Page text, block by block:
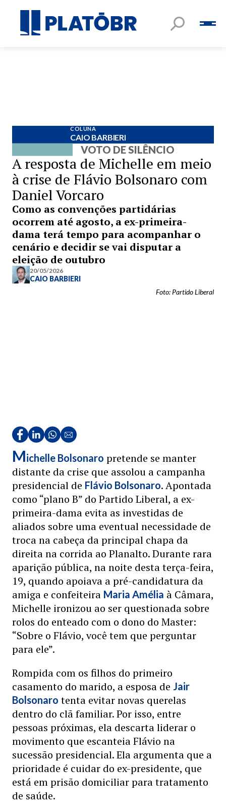
COLUNA
CAIO BARBIERI
VOTO DE SILÊNCIO
A resposta de Michelle em meio
à crise de Flávio Bolsonaro com
Daniel Vorcaro
Como as convenções partidárias
ocorrem até agosto, a ex-primeira-
dama terá tempo para acompanhar o
cenário e decidir se vai disputar a
eleição de outubro
20/05/2026
CAIO BARBIERI
Foto: Partido Liberal
Michelle Bolsonaro pretende se manter
distante da crise que assolou a campanha
presidencial de Flávio Bolsonaro. Apontada
como “plano B” do Partido Liberal, a ex-
primeira-dama evita as investidas de
aliados sobre uma eventual necessidade de
troca na cabeça da principal chapa da
direita na corrida ao Planalto. Durante rara
aparição pública, na noite desta terça-feira,
19, quando apoiava a pré-candidatura da
amiga e confeiteira Maria Amélia à Câmara,
Michelle ironizou ao ser questionada sobre
rolos do enteado com o dono do Master:
“Sobre o Flávio, você tem que perguntar
para ele”.
Rompida com os filhos do primeiro
casamento do marido, a esposa de Jair
Bolsonaro tenta evitar novas querelas
dentro do clã familiar. Por isso, entre
pessoas próximas, ela descarta liderar o
movimento que escanteia Flávio na
sucessão presidencial. Ela argumenta que a
prioridade é cuidar do ex-presidente, que
está em prisão domiciliar para tratamento
de saúde.